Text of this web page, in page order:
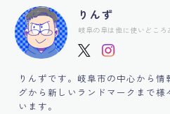
りんず
岐阜の阜は他に使いどころ
りんずです。岐阜市の中心から
グから新しいランドマークまで
います。